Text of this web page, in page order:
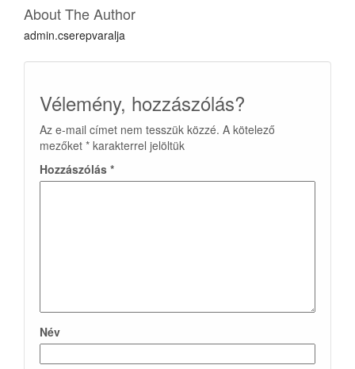
About The Author
admin.cserepvaralja
Vélemény, hozzászólás?
Az e-mail címet nem tesszük közzé. A kötelező
mezőket * karakterrel jelöltük
Hozzászólás *
Név